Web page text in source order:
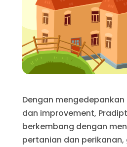
Dengan
dan improvement,
berkembang dengan
pertanian dan perikanan,